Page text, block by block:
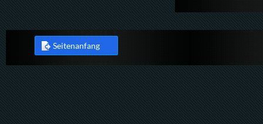
Seitenanfang